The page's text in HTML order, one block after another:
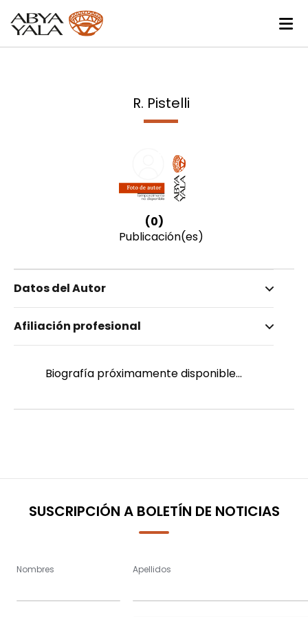
R. Pistelli
(0)
Publicación(es)
Datos del Autor
Pistelli, R.
Masculino
Afiliación profesional
Biografía próximamente disponible...
SUSCRIPCIÓN A BOLETÍN DE NOTICIAS
Nombres Apellidos